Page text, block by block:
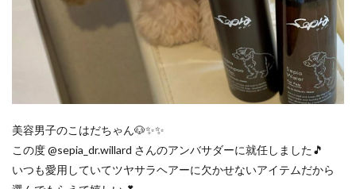
美容男子のこはだちゃん🐶✨✨
この度 @sepia_dr.willard さんのアンバサダーに就任しました🎵
いつも愛用していてツヤサラヘアーに欠かせないアイテムだから